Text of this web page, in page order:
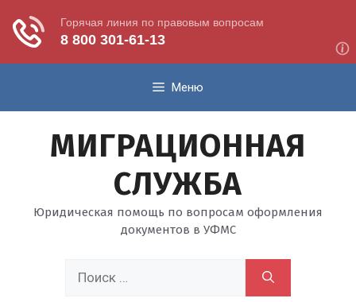
содержимому
Меню
МИГРАЦИОННАЯ
СЛУЖБА
Юридическая помощь по вопросам оформления
документов в УФМС